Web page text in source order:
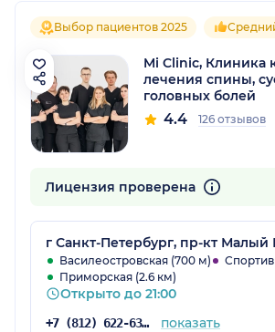
Выбор пациентов 2025
Mi Clinic, Клиника
лечения спины,
головных болей
4.4 126 отзывов
Лицензия проверена
г Санкт-Петербург, пр-кт Малый
Василеостровская (700 м)
Приморская (2.6 км)
Открыто до 21:00
+7 (812) 622-63-46 показать